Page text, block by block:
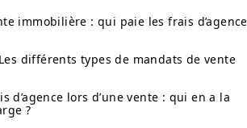
immobilière : qui paie les frais
Les différents types de mandats de vente
d’agence lors d’une vente : qui en a la
?